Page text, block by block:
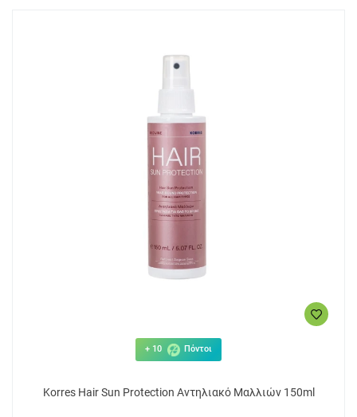
+ 10 Πόντοι
Korres Hair Sun Protection Αντηλιακό Μαλλιών 150ml